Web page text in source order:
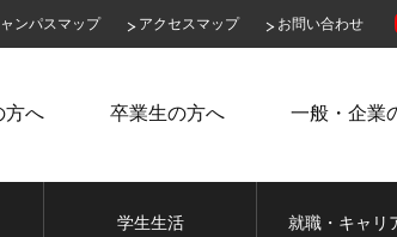
ンパスマップ アクセスマップ お問い合わせ
方へ 卒業生の方へ 一般・企業
学生生活 就職・キャリ